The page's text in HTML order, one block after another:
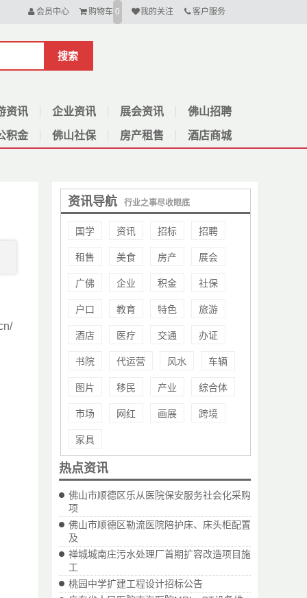
会员中心 购物车 0 我的关注 客户服务
搜索
资讯 企业资讯 展会资讯 佛山招聘
积金 佛山社保 房产租售 酒店商城
资讯导航 行业之事尽收眼底
国学 资讯 招标 招聘
租售 美食 房产 展会
广佛 企业 积金 社保
户口 教育 特色 旅游
酒店 医疗 交通 办证
书院 代运营 风水 车辆
图片 移民 产业 综合体
市场 网红 画展 跨境
家具
热点资讯
佛山市顺德区乐从医院保安服务社会化采购
项
佛山市顺德区勒流医院陪护床、床头柜配置
及
禅城城南庄污水处理厂首期扩容改造项目施
工
桃园中学扩建工程设计招标公告